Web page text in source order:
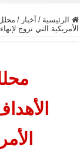
الرئيسية / أخبار /
الأمريكية التي تروج